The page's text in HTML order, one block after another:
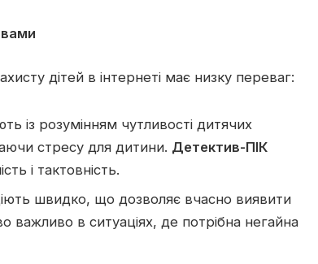
дітей в інтернеті має низку переваг:
із розумінням чутливості дитячих
стресу для дитини. Детектив-ПІК
і тактовність.
швидко, що дозволяє вчасно виявити
важливо в ситуаціях, де потрібна негайна